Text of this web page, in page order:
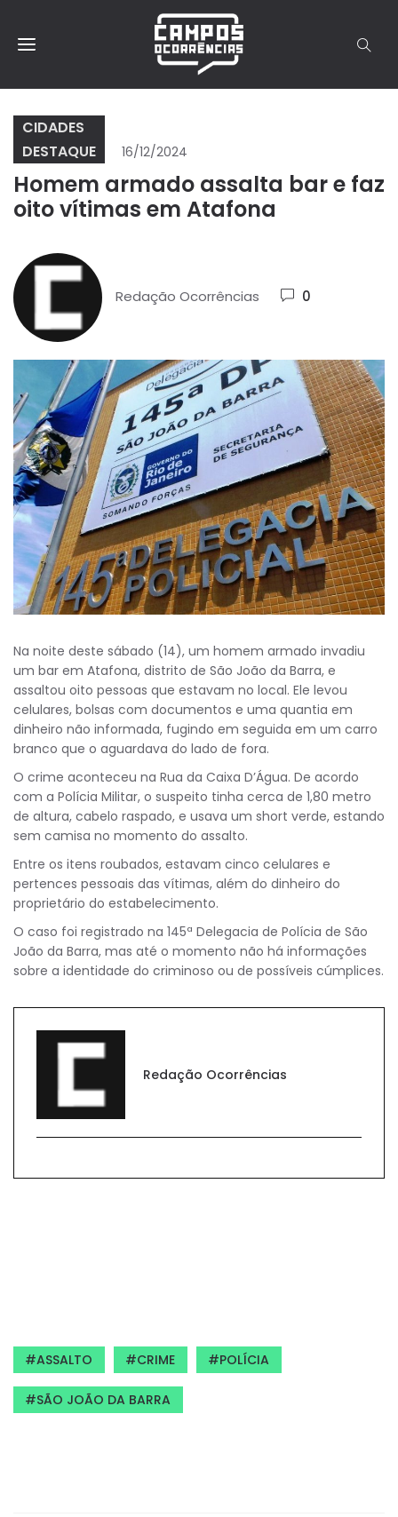
CIDADES
DESTAQUE
16/12/2024
Homem armado assalta bar e faz
oito vítimas em Atafona
Redação Ocorrências 0
Na noite deste sábado (14), um homem armado invadiu
um bar em Atafona, distrito de São João da Barra, e
assaltou oito pessoas que estavam no local. Ele levou
celulares, bolsas com documentos e uma quantia em
dinheiro não informada, fugindo em seguida em um carro
branco que o aguardava do lado de fora.
O crime aconteceu na Rua da Caixa D’Água. De acordo
com a Polícia Militar, o suspeito tinha cerca de 1,80 metro
de altura, cabelo raspado, e usava um short verde, estando
sem camisa no momento do assalto.
Entre os itens roubados, estavam cinco celulares e
pertences pessoais das vítimas, além do dinheiro do
proprietário do estabelecimento.
O caso foi registrado na 145ª Delegacia de Polícia de São
João da Barra, mas até o momento não há informações
sobre a identidade do criminoso ou de possíveis cúmplices.
Redação Ocorrências
ASSALTO CRIME POLÍCIA
SÃO JOÃO DA BARRA